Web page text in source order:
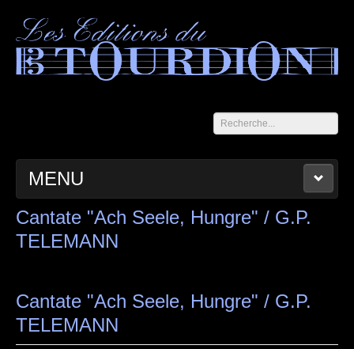
Rechercher
MENU
ACCUEIL LES CAHIERS DU TOURDION CATALOGUE
PANIER CONTACT
Cantate "Ach Seele, Hungre" / G.P.
TELEMANN
Cantate "Ach Seele, Hungre" / G.P.
TELEMANN